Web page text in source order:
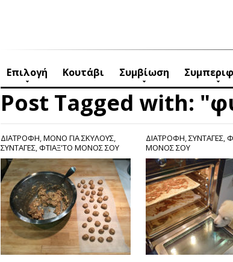
Επιλογή Κουτάβι Συμβίωση
Post Tagged with:
ΔΙΑΤΡΟΦΗ,ΜΟΝΟ ΓΙΑ ΣΚΥΛΟΥΣ,
ΣΥΝΤΑΓΕΣ,ΦΤΙΑΞ'ΤΟ ΜΟΝΟΣ ΣΟΥ
ΔΙΑΤΡΟΦΗ,ΣΥΝΤΑΓΕΣ,
ΜΟΝΟΣ ΣΟΥ